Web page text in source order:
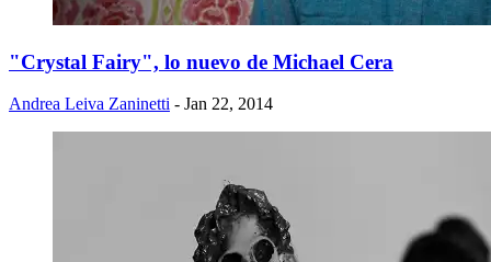
"Crystal Fairy", lo nuevo de Michael Cera
Andrea Leiva Zaninetti - Jan 22, 2014